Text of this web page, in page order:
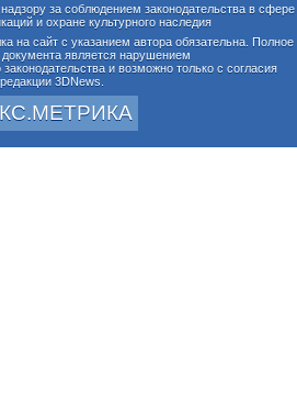
за соблюдением законодательства в сфере
и охране культурного наследия
на сайт с указанием автора обязательна. Полное
является нарушением
и возможно только с согласия
редакции 3DNews.